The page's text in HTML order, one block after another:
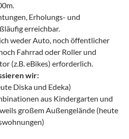
Erholungs- und
erreichbar.
weder Auto, noch öffentlicher
Fahrrad oder Roller und
(z.B. eBikes) erforderlich.
wir:
Diska und Edeka)
aus Kindergarten und
großem Außengelände (heute